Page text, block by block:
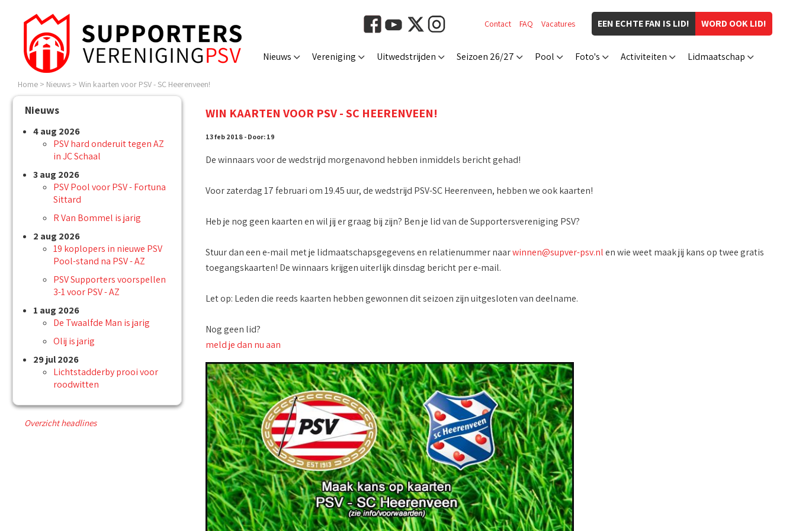
WORD OOK LID!
EEN ECHTE FAN IS LID!
Contact FAQ Vacatures
Nieuws Vereniging Uitwedstrijden Seizoen 26/27 Pool Foto's Activiteiten Lidmaatschap
Home > Nieuws > Win kaarten voor PSV - SC Heerenveen!
Nieuws
4 aug 2026
PSV hard onderuit tegen AZ
in JC Schaal
3 aug 2026
PSV Pool voor PSV - Fortuna
Sittard
R Van Bommel is jarig
2 aug 2026
19 koplopers in nieuwe PSV
Pool-stand na PSV - AZ
PSV Supporters voorspellen
3-1 voor PSV - AZ
1 aug 2026
De Twaalfde Man is jarig
Olij is jarig
29 jul 2026
Lichtstadderby prooi voor
roodwitten
Overzicht headlines
WIN KAARTEN VOOR PSV - SC HEERENVEEN!
13 feb 2018 - Door: 19
De winnaars voor de wedstrijd morgenavond hebben inmiddels bericht gehad!
Voor zaterdag 17 februari om 19.45 uur, de wedstrijd PSV-SC Heerenveen, hebben we ook kaarten!
Heb je nog geen kaarten en wil jij er graag bij zijn? Ben je lid van de Supportersvereniging PSV?
Stuur dan een e-mail met je lidmaatschapsgegevens en relatienummer naarwinnen@supver-psv.nlen wie weet maak jij kans op twee gratis
toegangskaarten! De winnaars krijgen uiterlijk dinsdag bericht per e-mail.
Let op: Leden die reeds kaarten hebben gewonnen dit seizoen zijn uitgesloten van deelname.
Nog geen lid?
meld je dan nu aan